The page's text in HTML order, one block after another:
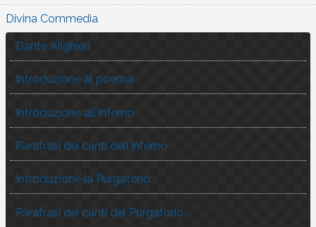
Divina Commedia
Dante Alighieri
Introduzione al poema
Introduzione all’Inferno
Parafrasi dei canti dell’Inferno
Introduzione la Purgatorio
Parafrasi dei canti del Purgatorio